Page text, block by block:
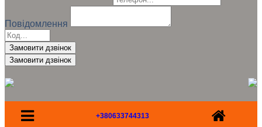
Повідомлення
Замовити дзвінок
+380633744313